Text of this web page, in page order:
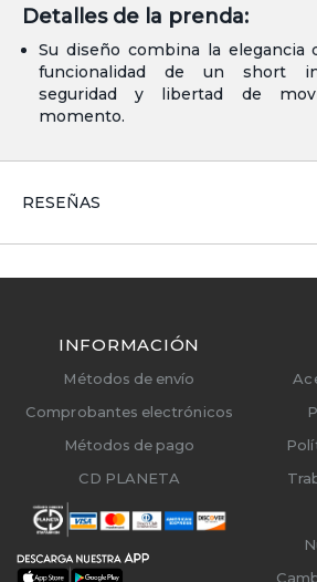
Detalles de la prenda:
Su diseño combina la elegancia
funcionalidad de un short
seguridad y libertad de
momento.
RESEÑAS
INFORMACIÓN
Métodos de envío
Comprobantes electrónicos
Métodos de pago
CD PLANETA